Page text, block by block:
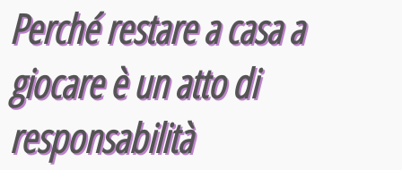
Perché restare a casa a
giocare è un atto di
responsabilità